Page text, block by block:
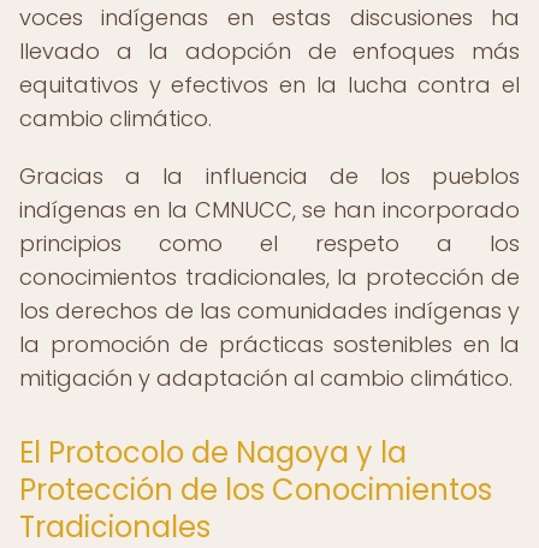
voces indígenas en estas discusiones ha
llevado a la adopción de enfoques más
equitativos y efectivos en la lucha contra el
cambio climático.
Gracias a la influencia de los pueblos
indígenas en la CMNUCC, se han incorporado
principios como el respeto a los
conocimientos tradicionales, la protección de
los derechos de las comunidades indígenas y
la promoción de prácticas sostenibles en la
mitigación y adaptación al cambio climático.
El Protocolo de Nagoya y la
Protección de los Conocimientos
Tradicionales